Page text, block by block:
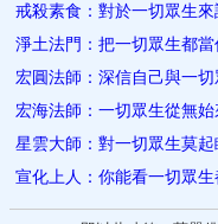
戒殺素食：對於一切眾生
淨土法門：把一切眾生都
宏圓法師：深信自己與一
宏海法師：一切眾生從無
星雲大師：對一切眾生莫
宣化上人：你能看一切眾